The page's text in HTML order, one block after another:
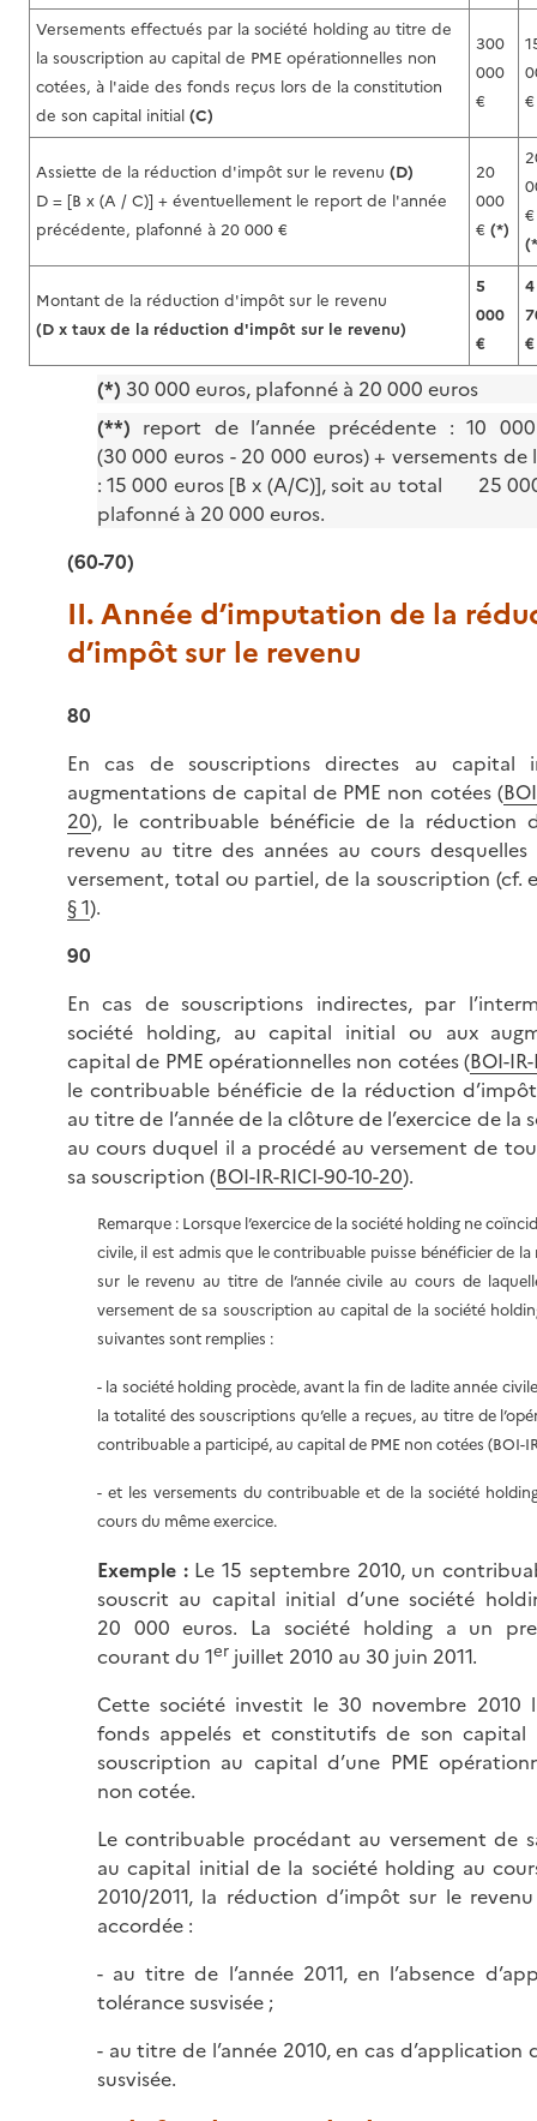
Versements effectués par la société holding au titre de
la souscription au capital de PME opérationnelles non
cotées, à l'aide des fonds reçus lors de la constitution
de son capital initial (C)
300
000
€
€
Assiette de la réduction d'impôt sur le revenu (D)
D = [B x (A / C)] + éventuellement le report de l'année
précédente, plafonné à 20 000 €
20
000
€ (*)
€
Montant de la réduction d'impôt sur le revenu
(D x taux de la réduction d'impôt sur le revenu)
5
000
€
4
€
(*) 30 000 euros, plafonné à 20 000 euros
(**) report de l’année précédente : 10
(30 000 euros - 20 000 euros) + versements de
: 15 000 euros [B x (A/C)], soit au total 25
plafonné à 20 000 euros.
(60-70)
II. Année d’imputation de la
d’impôt sur le revenu
80
En cas de souscriptions directes au capital
augmentations de capital de PME non cotées (
20), le contribuable bénéficie de la réduction
revenu au titre des années au cours
versement, total ou partiel, de la souscription (cf.
§ 1).
90
En cas de souscriptions indirectes, par
société holding, au capital initial ou aux
capital de PME opérationnelles non cotées (BOI-
le contribuable bénéficie de la réduction
au titre de l’année de la clôture de l’exercice de la
au cours duquel il a procédé au versement de
sa souscription (BOI-IR-RICI-90-10-20).
Remarque : Lorsque l’exercice de la société holding ne
civile, il est admis que le contribuable puisse bénéficier de
sur le revenu au titre de l’année civile au cours de
versement de sa souscription au capital de la société
suivantes sont remplies :
- la société holding procède, avant la fin de ladite année
la totalité des souscriptions qu’elle a reçues, au titre de
contribuable a participé, au capital de PME non cotées (BOI-
- et les versements du contribuable et de la société
cours du même exercice.
Exemple :Le 15 septembre 2010, un
souscrit au capital initial d’une société
20 000 euros. La société holding a un
courant du 1er juillet 2010 au 30 juin 2011.
Cette société investit le 30 novembre 2010
fonds appelés et constitutifs de son capital
souscription au capital d’une PME
non cotée.
Le contribuable procédant au versement de
au capital initial de la société holding au
2010/2011, la réduction d’impôt sur le
accordée :
- au titre de l’année 2011, en l’absence
tolérance susvisée ;
- au titre de l’année 2010, en cas d’application
susvisée.